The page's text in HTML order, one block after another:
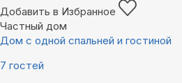
Добавить в Избранное
Частный дом
Дом с одной спальней и гостиной
7 гостей